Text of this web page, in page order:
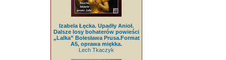
Izabela Łęcka. Upadły Anioł.
Dalsze losy bohaterów powieści
„Lalka” Bolesława Prusa.Format
A5, oprawa miękka.
Lech Tkaczyk